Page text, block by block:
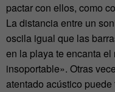
pactar con ellos, como
La distancia entre un
oscila igual que las
en la playa te encanta el
insoportable». Otras
atentado acústico